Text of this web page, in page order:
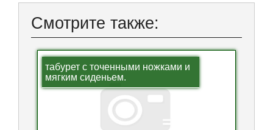
Смотрите также:
табурет с точенными ножками и
мягким сиденьем.